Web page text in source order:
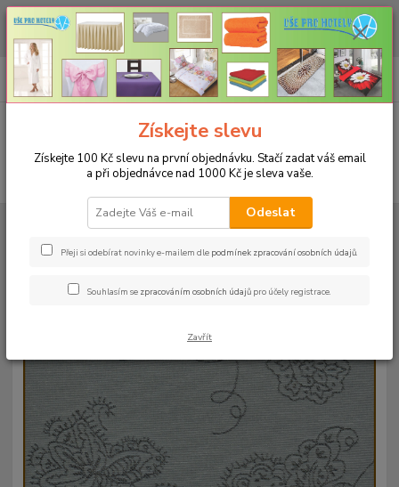
CHCETE NAKOUPIT VĚTŠÍ MNOŽSTVÍ NAŠICH PRODUKTŮ ZA LEPŠÍ
CENU? Klikněte ZDE
CZK
+420 773 794 023
Pondělí-pátek 9-16 hodin
0ks
za0 Kč
UBRUSY
Slavnostní ubrusy Magnolia s vodoodpudivou úpravou
Ubrus magnolia 38x180cm - šedý
Získejte slevu
Získejte 100 Kč slevu na první objednávku. Stačí zadat váš email
a při objednávce nad 1000 Kč je sleva vaše.
Odeslat
Přeji si odebírat novinky e-mailem dle podmínek zpracování osobních údajů.
Souhlasím se zpracováním osobních údajů pro účely registrace.
Zavřít